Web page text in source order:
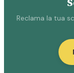
Reclama la tua